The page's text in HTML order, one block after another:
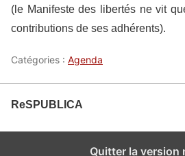
(le Manifeste des libertés ne vit
contributions de ses adhérents).
Catégories : Agenda
ReSPUBLICA
Quitter la version